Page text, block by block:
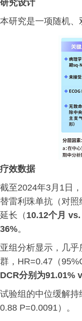
研究设计
本研究是一项随机
疗效数据
截至2024年3月1日
替雷利珠单抗（对
延长（ 10.12个月 vs.
36%。
亚组分析显示，几
群，HR=0.47（
DCR分别为91.01%
试验组的中位缓解持
0.88 P=0.0091）。